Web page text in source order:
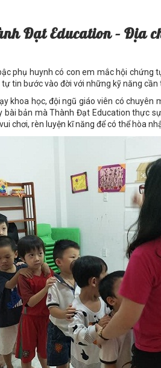
Đạt Education – Địa
phụ huynh có con em mắc hội
tin bước vào đời với những kỹ năng cần
khoa học, đội ngũ giáo viên có chuyên
bản mà Thành Đạt Education thực
chơi, rèn luyện kĩ năng để có thể hòa